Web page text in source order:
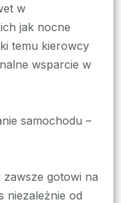
w
jak nocne
temu kierowcy
wsparcie w
samochodu –
gotowi na
niezależnie od